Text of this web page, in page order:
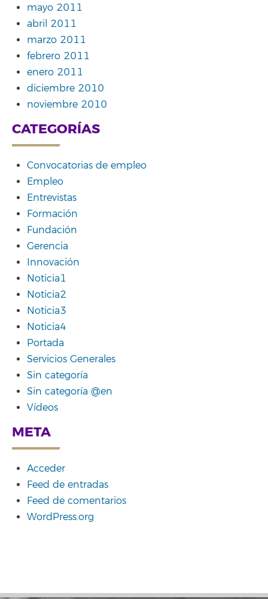
mayo 2011
abril 2011
marzo 2011
febrero 2011
enero 2011
diciembre 2010
noviembre 2010
CATEGORÍAS
Convocatorias de empleo
Empleo
Entrevistas
Formación
Fundación
Gerencia
Innovación
Noticia1
Noticia2
Noticia3
Noticia4
Portada
Servicios Generales
Sin categoría
Sin categoría @en
Vídeos
META
Acceder
Feed de entradas
Feed de comentarios
WordPress.org